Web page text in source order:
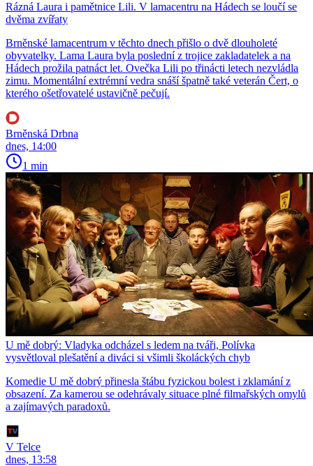
Rázná Laura i pamětnice Lili. V lamacentru na Hádech se loučí se
dvěma zvířaty
Brněnské lamacentrum v těchto dnech přišlo o dvě dlouholeté
obyvatelky. Lama Laura byla poslední z trojice zakladatelek a na
Hádech prožila patnáct let. Ovečka Lili po třinácti letech nezvládla
zimu. Momentální extrémní vedra snáší špatně také veterán Čert, o
kterého ošetřovatelé ustavičně pečují.
Brněnská Drbna
dnes, 14:00
1 min
U mě dobrý: Vladyka odcházel s ledem na tváři, Polívka
vysvětloval plešatění a diváci si všimli školáckých chyb
Komedie U mě dobrý přinesla štábu fyzickou bolest i zklamání z
obsazení. Za kamerou se odehrávaly situace plné filmařských omylů
a zajímavých paradoxů.
V Telce
dnes, 13:58